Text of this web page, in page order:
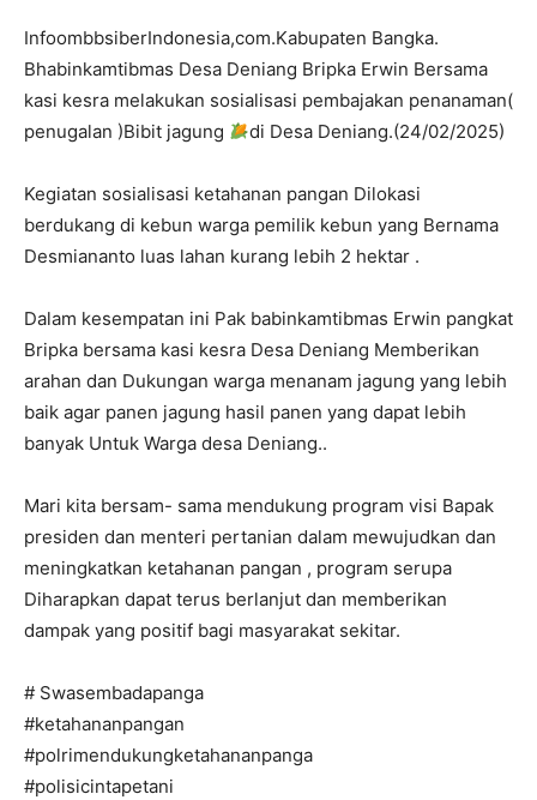
InfoombbsiberIndonesia,com.Kabupaten Bangka.
Bhabinkamtibmas Desa Deniang Bripka Erwin Bersama
kasi kesra melakukan sosialisasi pembajakan penanaman(
penugalan )Bibit jagung
di Desa Deniang.(24/02/2025)
Kegiatan sosialisasi ketahanan pangan Dilokasi
berdukang di kebun warga pemilik kebun yang Bernama
Desmiananto luas lahan kurang lebih 2 hektar .
Dalam kesempatan ini Pak babinkamtibmas Erwin pangkat
Bripka bersama kasi kesra Desa Deniang Memberikan
arahan dan Dukungan warga menanam jagung yang lebih
baik agar panen jagung hasil panen yang dapat lebih
banyak Untuk Warga desa Deniang..
Mari kita bersam- sama mendukung program visi Bapak
presiden dan menteri pertanian dalam mewujudkan dan
meningkatkan ketahanan pangan , program serupa
Diharapkan dapat terus berlanjut dan memberikan
dampak yang positif bagi masyarakat sekitar.
# Swasembadapanga
#ketahananpangan
#polrimendukungketahananpanga
#polisicintapetani